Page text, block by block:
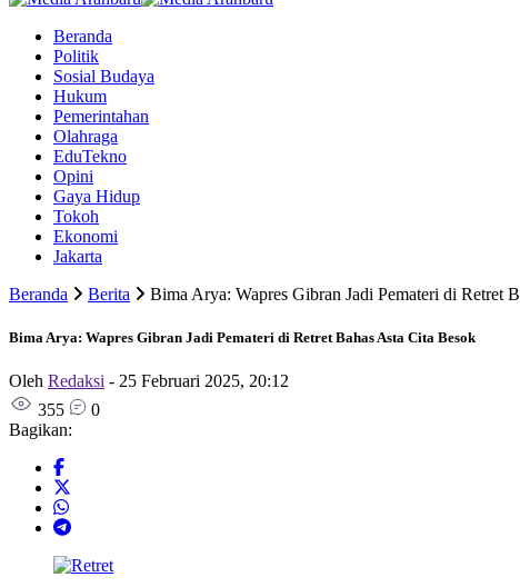
Beranda
Politik
Sosial Budaya
Hukum
Pemerintahan
Olahraga
EduTekno
Opini
Gaya Hidup
Tokoh
Ekonomi
Jakarta
Beranda
Berita Bima Arya: Wapres Gibran Jadi Pemateri di Retret
Bima Arya: Wapres Gibran Jadi Pemateri di Retret Bahas Asta Cita Besok
Oleh Redaksi - 25 Februari 2025, 20:12
355
0
Bagikan: